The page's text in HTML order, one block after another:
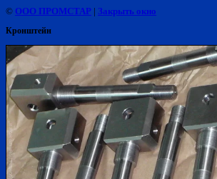
© ООО ПРОМСТАР | Закрыть окно
Кронштейн